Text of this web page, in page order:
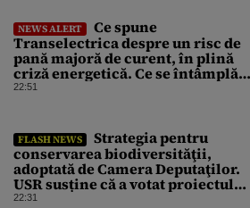
NEWS ALERT
Ce spune
Transelectrica despre un risc de
pană majoră de curent, în plină
criză energetică. Ce se întâmplă
cu Sistemul Electroenergetic
22:51
FLASH NEWS
Strategia pentru
conservarea biodiversităţii,
adoptată de Camera Deputaţilor.
USR susține că a votat proiectul
cu amendamentele PSD pentru a
22:31